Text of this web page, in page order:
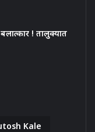
! तालुक्यात
Kale